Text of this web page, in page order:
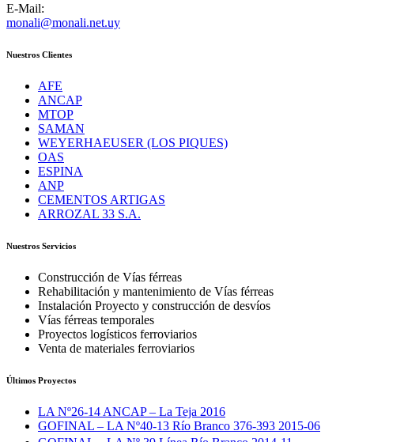
E-Mail:
monali@monali.net.uy
Nuestros Clientes
AFE
ANCAP
MTOP
SAMAN
WEYERHAEUSER (LOS PIQUES)
OAS
ESPINA
ANP
CEMENTOS ARTIGAS
ARROZAL 33 S.A.
Nuestros Servicios
Construcción de Vías férreas
Rehabilitación y mantenimiento de Vías férreas
Instalación Proyecto y construcción de desvíos
Vías férreas temporales
Proyectos logísticos ferroviarios
Venta de materiales ferroviarios
Últimos Proyectos
LA Nº26-14 ANCAP – La Teja 2016
GOFINAL – LA Nº40-13 Río Branco 376-393 2015-06